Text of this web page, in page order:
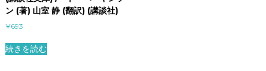
ン (著) 山室 静 (翻訳) (講談社)
¥693
続きを読む